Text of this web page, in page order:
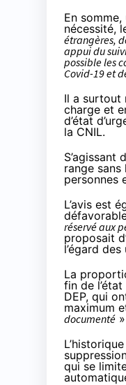
En
nécessité,
étrangères,
appui du
possible les
Covid-19 et
Il a surtout
charge et
d’état
la CNIL.
range
personnes
L’avis est
réservé aux
proposait
l’égard
La
fin de
DEP, qui
maximum
documenté
qui se